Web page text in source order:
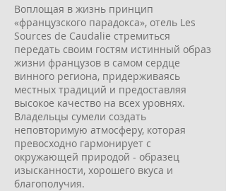
Воплощая в жизнь принцип
«французского парадокса», отель Les
Sources de Caudalie стремиться
передать своим гостям истинный образ
жизни французов в самом сердце
винного региона, придерживаясь
местных традиций и предоставляя
высокое качество на всех уровнях.
Владельцы сумели создать
неповторимую атмосферу, которая
превосходно гармонирует с
окружающей природой - образец
изысканности, хорошего вкуса и
благополучия.